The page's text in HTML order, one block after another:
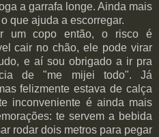
a garrafa longe. Ainda mais
que ajuda a escorregar.
um copo então, o risco é
cair no chão, ele pode virar
e aí sou obrigado a ir pra
de "me mijei todo". Já
felizmente estava de calça
inconveniente é ainda mais
te servem a bebida
rodar dois metros para pegar